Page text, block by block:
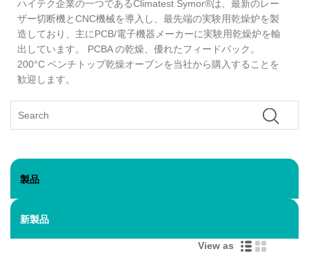
ハイテク企業の一つであるClimatest Symor®は、最新のレー
ザー切断機とCNC機械を導入し、最先端の実験用乾燥炉を製
造しており、主にPCB/電子機器メーカーに実験用乾燥炉を輸
出しています。 PCBA の乾燥、優れたフィードバック。
200°C ベンチトップ乾燥オーブンを当社から購入することを
歓迎します。
製品
新製品
View as